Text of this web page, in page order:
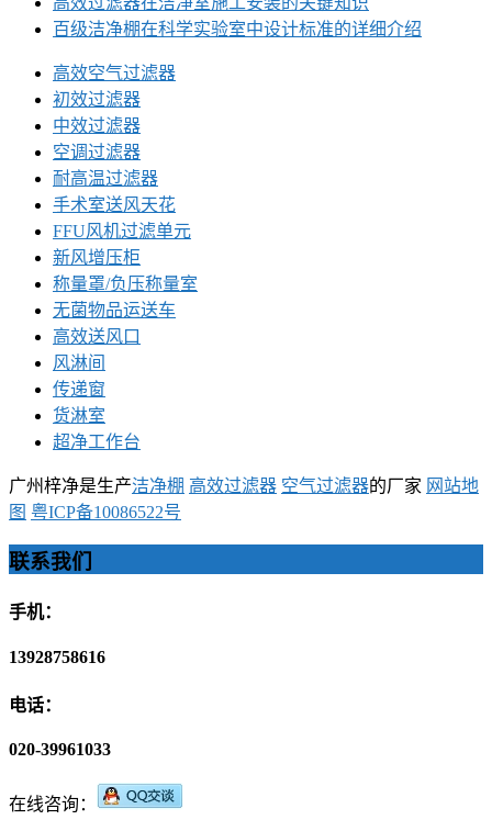
百级洁净棚在科学实验室中设计标准的详细介绍
高效空气过滤器
初效过滤器
中效过滤器
空调过滤器
耐高温过滤器
手术室送风天花
FFU风机过滤单元
新风增压柜
称量罩/负压称量室
无菌物品运送车
高效送风口
风淋间
传递窗
货淋室
超净工作台
广州梓净是生产洁净棚 高效过滤器 空气过滤器的厂家 网站地
图 粤ICP备10086522号
联系我们
手机：
13928758616
电话：
020-39961033
在线咨询：